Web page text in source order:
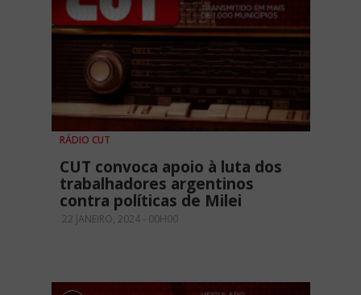
RÁDIO CUT
CUT convoca apoio à luta dos
trabalhadores argentinos
contra políticas de Milei
22 JANEIRO, 2024 - 00H00